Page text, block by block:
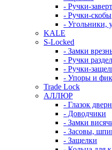
- Ручки-
- Ручки-скобы
- Угольники,
KALE
S-Locked
- Замки
- Ручки
- Ручки-
- Упоры и
Trade Lock
АЛЛЮР
- Глазок
- Доводчики
- Замки
- Засовы,
- Защелки